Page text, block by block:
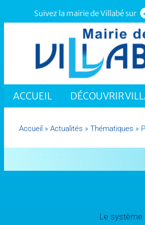
Suivez la mairie de Villabé sur
ACCUEIL DÉCOUVRIR
Accueil » Actualités » Thématiques »
Le système